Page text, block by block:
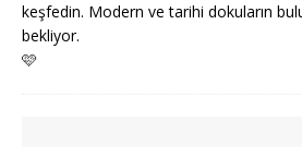
keşfedin. Modern ve tarihi dokuların
bekliyor.
🩷